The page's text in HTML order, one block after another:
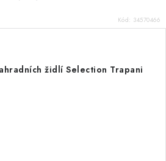
Kód: 34570466
židlí Selection Trapani